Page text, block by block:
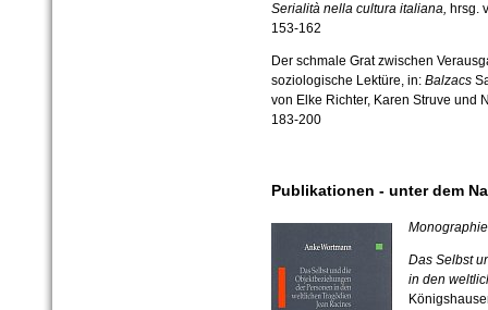
Serialità nella cultura italiana, hrsg.
153-162
Der schmale Grat zwischen
soziologische Lektüre, in: Balzacs
von Elke Richter, Karen Struve und
183-200
Publikationen - unter dem
Das Selbst
in den